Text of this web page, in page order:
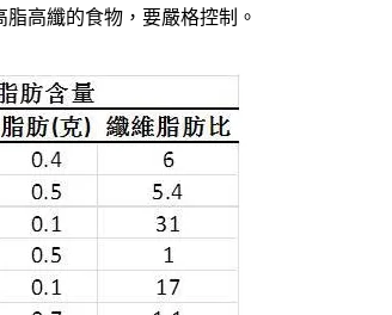
高纖的食物，要嚴格控制。